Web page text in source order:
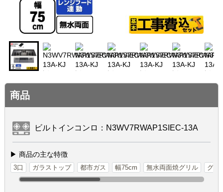
商品
ビルトインコンロ：N3WV7RWAP1SIEC-13A
▶ 商品の主な特徴
3口 ガラストップ 都市ガス 幅75cm 無水両面焼グリル グリ